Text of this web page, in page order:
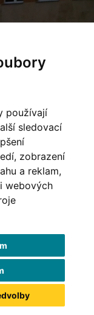
používají
sledovací
zobrazení
a reklam,
webových